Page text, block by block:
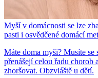
Myší v domácnosti se lze
pasti i osvědčené domácí
Máte doma myši? Musíte
přenášejí celou řadu chorob
zhoršovat. Obzvláště u dětí.